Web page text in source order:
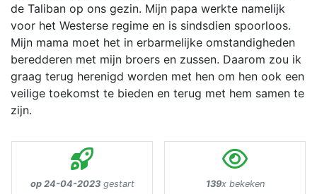
de Taliban op ons gezin. Mijn papa werkte namelijk
voor het Westerse regime en is sindsdien spoorloos.
Mijn mama moet het in erbarmelijke omstandigheden
beredderen met mijn broers en zussen. Daarom zou ik
graag terug herenigd worden met hen om hen ook een
veilige toekomst te bieden en terug met hem samen te
zijn.
op 24-04-2023gestart 139x bekeken